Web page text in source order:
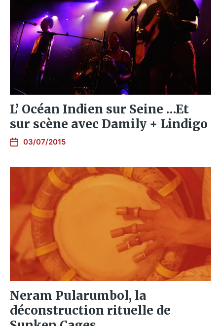
L’ Océan Indien sur Seine …Et
sur scène avec Damily + Lindigo
03/07/2015
Neram Pularumbol, la
déconstruction rituelle de